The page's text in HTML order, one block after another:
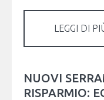
LEGGI DI
NUOVI
RISPARMIO: